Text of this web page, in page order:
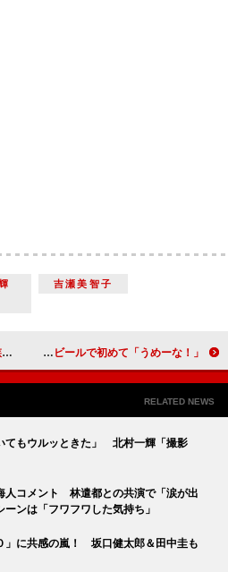
吉瀬美智子
堤真一、酒が飲めなかった過去を告白 銭湯帰りに飲んだビールで初めて「うめーな！」
RELATED NEWS
てもウルッときた」 北村一輝「撮影
人コメント 林遣都との共演で「涙が出
ンは「フワフワした気持ち」
」に共感の嵐！ 坂口健太郎＆田中圭も